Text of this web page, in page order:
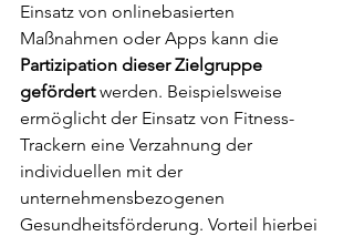
Einsatz von onlinebasierten
Maßnahmen oder Apps kann die
Partizipation dieser Zielgruppe
gefördert werden. Beispielsweise
ermöglicht der Einsatz von Fitness-
Trackern eine Verzahnung der
individuellen mit der
unternehmensbezogenen
Gesundheitsförderung. Vorteil hierbei